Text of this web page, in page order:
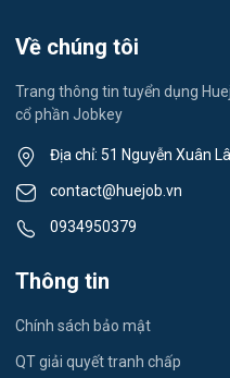
Du lịch
Công nhân
Kỹ sư Xây Dựng
giáo viên tiếng Anh
Về chúng tôi
Trang thông tin tuyển dụng
cổ phần Jobkey
Địa chỉ: 51 Nguyễn Xuân
contact@huejob.vn
0934950379
Thông tin
Chính sách bảo mật
QT giải quyết tranh chấp